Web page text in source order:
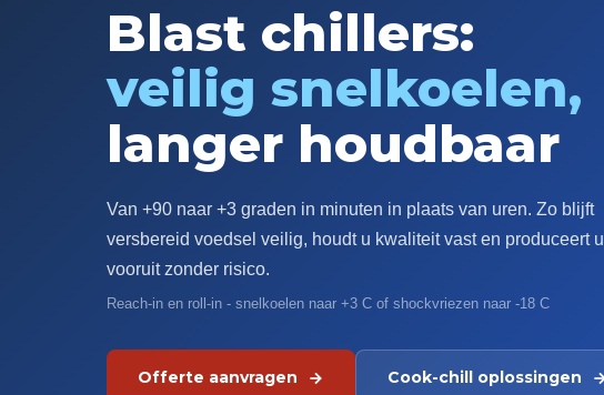
Blast chillers:
veilig snelkoelen,
langer houdbaar
Van +90 naar +3 graden in minuten in plaats van uren. Zo blijft
versbereid voedsel veilig, houdt u kwaliteit vast en produceert u
vooruit zonder risico.
Reach-in en roll-in - snelkoelen naar +3 C of shockvriezen naar -18 C
Offerte aanvragen Cook-chill oplossingen